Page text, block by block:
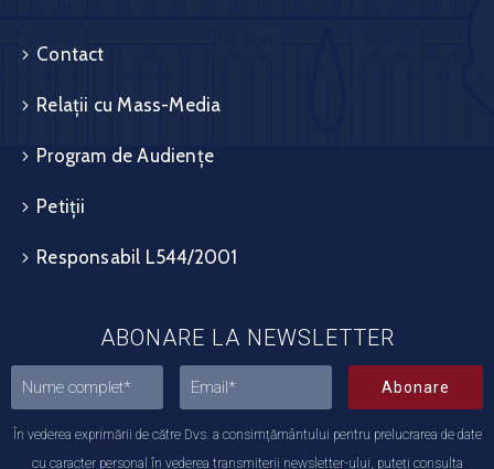
Contact
Relații cu Mass-Media
Program de Audiențe
Petiții
Responsabil L544/2001
ABONARE LA NEWSLETTER
Abonare
În vederea exprimării de către Dvs. a consimțământului pentru prelucrarea de date
cu caracter personal în vederea transmiterii newsletter-ului, puteți consulta